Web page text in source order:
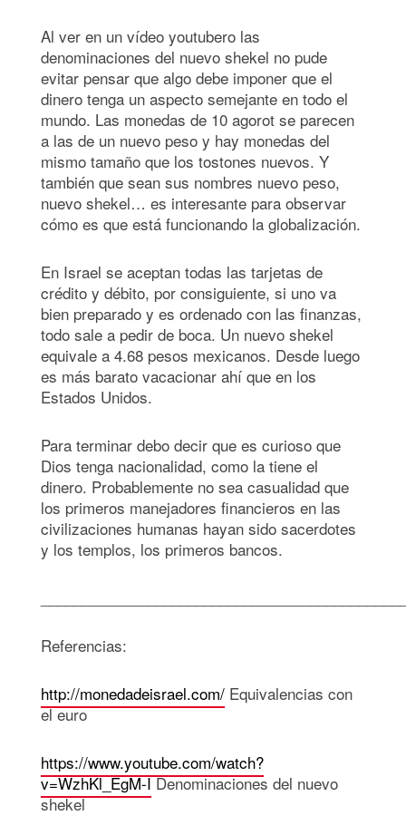
Al ver en un vídeo youtubero las
denominaciones del nuevo shekel no pude
evitar pensar que algo debe imponer que el
dinero tenga un aspecto semejante en todo el
mundo. Las monedas de 10 agorot se parecen
a las de un nuevo peso y hay monedas del
mismo tamaño que los tostones nuevos. Y
también que sean sus nombres nuevo peso,
nuevo shekel… es interesante para observar
cómo es que está funcionando la globalización.
En Israel se aceptan todas las tarjetas de
crédito y débito, por consiguiente, si uno va
bien preparado y es ordenado con las finanzas,
todo sale a pedir de boca. Un nuevo shekel
equivale a 4.68 pesos mexicanos. Desde luego
es más barato vacacionar ahí que en los
Estados Unidos.
Para terminar debo decir que es curioso que
Dios tenga nacionalidad, como la tiene el
dinero. Probablemente no sea casualidad que
los primeros manejadores financieros en las
civilizaciones humanas hayan sido sacerdotes
y los templos, los primeros bancos.
Referencias:
http://monedadeisrael.com/ Equivalencias con
el euro
https://www.youtube.com/watch?
v=WzhKl_EgM-IDenominaciones del nuevo
shekel